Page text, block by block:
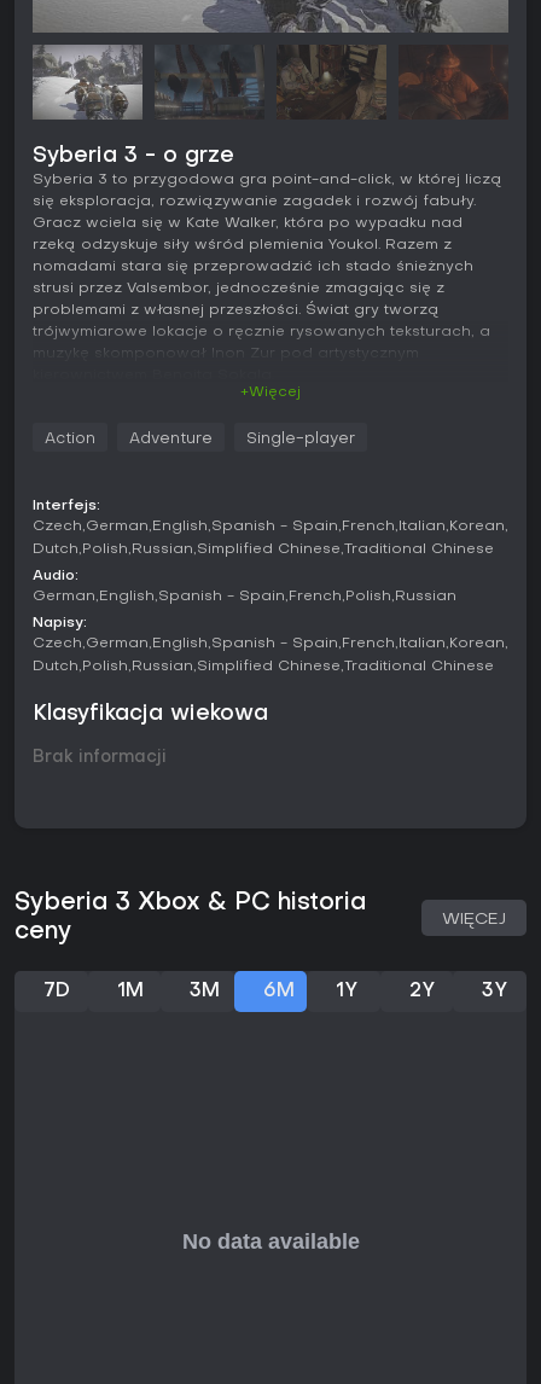
Syberia 3 - o grze
Syberia 3 to przygodowa gra point-and-click, w której liczą
się eksploracja, rozwiązywanie zagadek i rozwój fabuły.
Gracz wciela się w Kate Walker, która po wypadku nad
rzeką odzyskuje siły wśród plemienia Youkol. Razem z
nomadami stara się przeprowadzić ich stado śnieżnych
strusi przez Valsembor, jednocześnie zmagając się z
problemami z własnej przeszłości. Świat gry tworzą
trójwymiarowe lokacje o ręcznie rysowanych teksturach, a
muzykę skomponował Inon Zur pod artystycznym
Podstawą zabawy jest poruszanie się po trójwymiarowych
zagadki przybliżające fabułę. Ruch odbywa się przez
klikanie w wybrane punkty otoczenia, a dostępne akcje
pojawiają się kontekstowo. Zarządzanie ekwipunkiem
pomaga dobrać właściwy przedmiot do sytuacji, a
rozmowy z bohaterami niezależnymi dostarczają
wskazówek i nowych celów. Dużą rolę odgrywa plemię
Youkol - jego zwyczaje i potrzeby wpływają na większość
zadań. W wielu miejscach kamera jest ustawiona na stałe,
wszystkich elementów. Zagadki wahają się od prostego
historią plemienia i losami Kate.
wymagane interakcje i dociera do zakończenia. Nie ma tu
rozgałęzień, elementów rywalizacji ani alternatywnych
stylów rozgrywki. Postęp zapisywany jest w kluczowych
plemienia przybliżają ich tradycje i łączą je z szerszym
+Więcej
Action Adventure Single-player
Interfejs:
Czech German English Spanish - Spain French Italian Korean
Dutch Polish Russian Simplified Chinese
Traditional Chinese
Audio:
German English Spanish - Spain French Polish Russian
Napisy:
Czech German English Spanish - Spain French Italian Korean
Dutch Polish Russian Simplified Chinese Traditional Chinese
Klasyfikacja wiekowa
Brak informacji
Syberia 3 Xbox & PC historia
ceny
WIĘCEJ
7D 1M 3M 6M 1Y 2Y 3Y